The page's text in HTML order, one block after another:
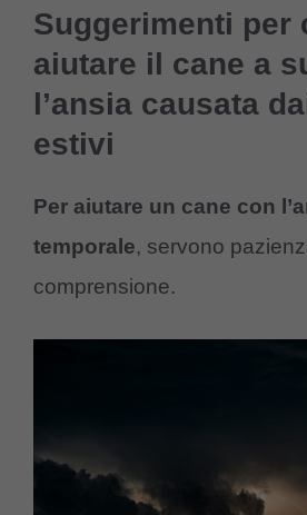
Suggerimenti per
aiutare il cane a
l’ansia causata
estivi
Per aiutare un cane con
temporale, servono
comprensione.